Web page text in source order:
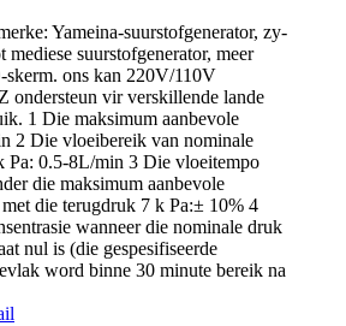
Yameina-suurstofgenerator, zy-
mediese suurstofgenerator, meer
skerm. ons kan 220V/110V
ondersteun vir verskillende lande
1 Die maksimum aanbevole
2 Die vloeibereik van nominale
Pa: 0.5-8L/min 3 Die vloeitempo
die maksimum aanbevole
die terugdruk 7 k Pa:± 10% 4
wanneer die nominale druk
nul is (die gespesifiseerde
word binne 30 minute bereik na